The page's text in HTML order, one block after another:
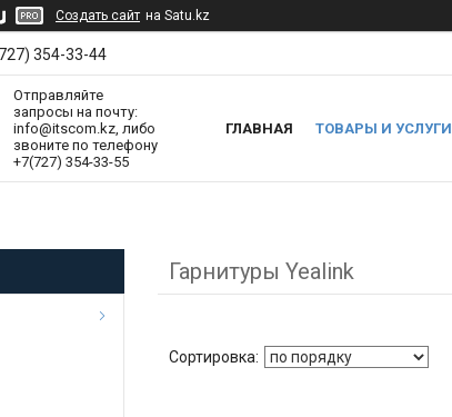
Создать сайт на Satu.kz
354-33-44
Отправляйте
запросы на почту:
info@itscom.kz, либо
звоните по телефону
+7(727) 354-33-55
ГЛАВНАЯ ТОВАРЫ И УСЛУГИ
Гарнитуры Yealink